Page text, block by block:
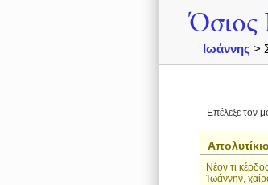
Όσιος
Ιωάννης >
Επέλεξε τον
Απολυτίκιο
Νέον τι
Ἰωάννην,